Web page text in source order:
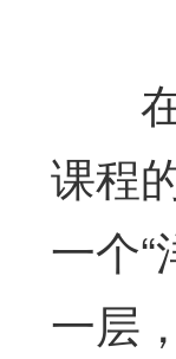
在
课程
一个
一层